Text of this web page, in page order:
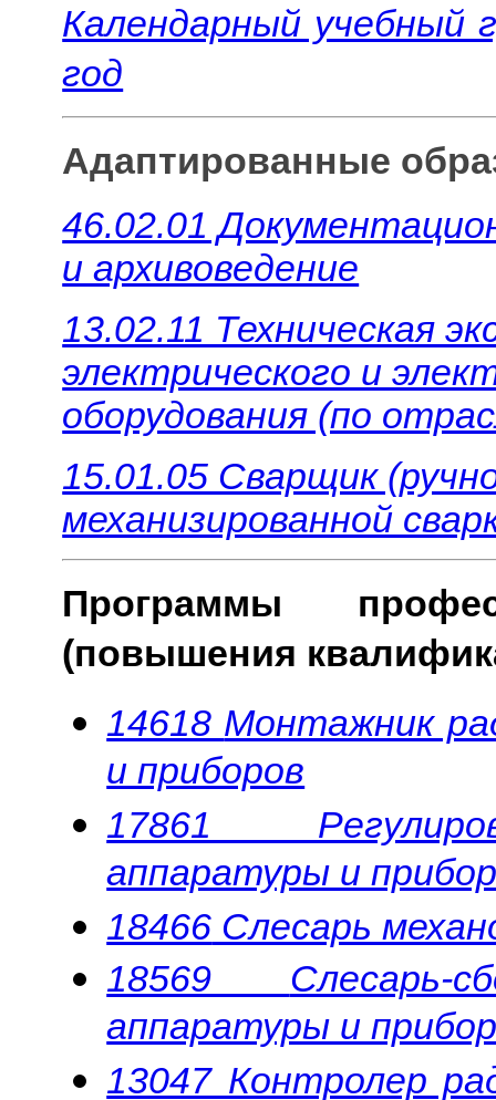
Календарный учебный
год
Адаптированные
46.02.01
и архивоведение
13.02.11 Техническая
электрического и
оборудования (по
15.01.05 Сварщик
механизированной
Программы
(повышения
14618 Монтажник
и приборов
17861
аппаратуры и
18466 Слесарь
18569
аппаратуры и
13047 Контролер